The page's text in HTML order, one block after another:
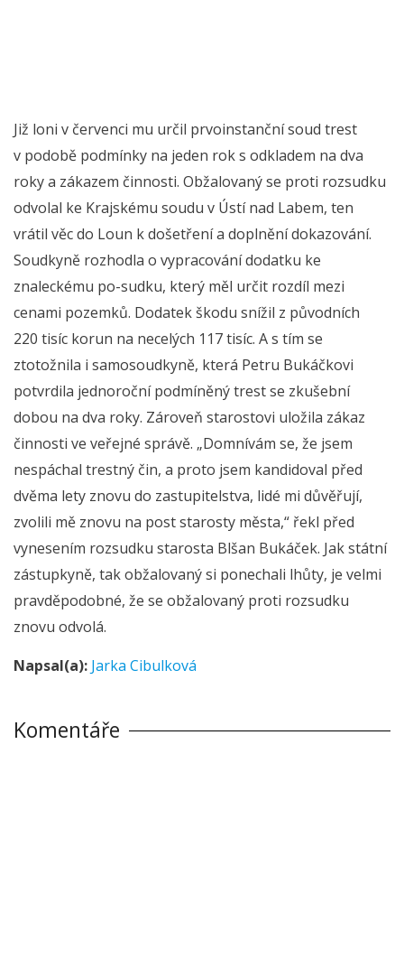
Již loni v červenci mu určil prvoinstanční soud trest
v podobě podmínky na jeden rok s odkladem na dva
roky a zákazem činnosti. Obžalovaný se proti rozsudku
odvolal ke Krajskému soudu v Ústí nad Labem, ten
vrátil věc do Loun k došetření a doplnění dokazování.
Soudkyně rozhodla o vypracování dodatku ke
znaleckému po-sudku, který měl určit rozdíl mezi
cenami pozemků. Dodatek škodu snížil z původních
220 tisíc korun na necelých 117 tisíc. A s tím se
ztotožnila i samosoudkyně, která Petru Bukáčkovi
potvrdila jednoroční podmíněný trest se zkušební
dobou na dva roky. Zároveň starostovi uložila zákaz
činnosti ve veřejné správě. „Domnívám se, že jsem
nespáchal trestný čin, a proto jsem kandidoval před
dvěma lety znovu do zastupitelstva, lidé mi důvěřují,
zvolili mě znovu na post starosty města,“ řekl před
vynesením rozsudku starosta Blšan Bukáček. Jak státní
zástupkyně, tak obžalovaný si ponechali lhůty, je velmi
pravděpodobné, že se obžalovaný proti rozsudku
znovu odvolá.
Napsal(a): Jarka Cibulková
Komentáře